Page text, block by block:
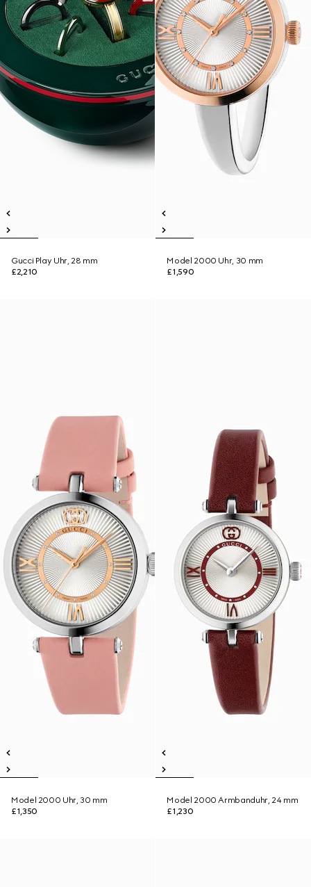
Gucci Play Uhr, 28 mm
£2,210
Model 2000 Uhr, 30 mm
£1,590
Model 2000 Uhr, 30 mm
£1,350
Model 2000 Armbanduhr, 24 mm
£1,230